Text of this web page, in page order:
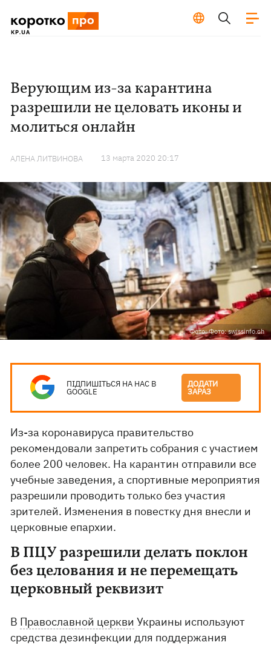
Верующим из-за карантина
разрешили не целовать иконы и
молиться онлайн
АЛЕНА ЛИТВИНОВА 13 марта 2020 20:17
Фото: Фото: swissinfo.ch
ПІДПИШІТЬСЯ НА НАС В
GOOGLE
ДОДАТИ
ЗАРАЗ
Из-за коронавируса правительство
рекомендовали запретить собрания с участием
более 200 человек. На карантин отправили все
учебные заведения, а спортивные мероприятия
разрешили проводить только без участия
зрителей. Изменения в повестку дня внесли и
церковные епархии.
В ПЦУ разрешили делать поклон
без целования и не перемещать
церковный реквизит
В Православной церкви Украины используют
средства дезинфекции для поддержания